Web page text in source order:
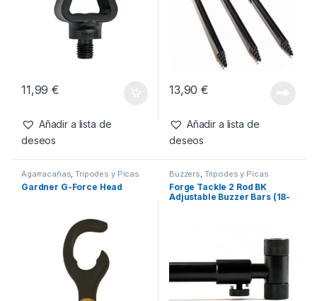
11,99€
Añadir a lista de
deseos
13,90€
Añadir a lista de
deseos
Agarracañas,Tripodes y Picas
Gardner G-Force Head
Buzzers, Tripodes y Picas
Forge Tackle 2 Rod BK
Adjustable Buzzer Bars (18-